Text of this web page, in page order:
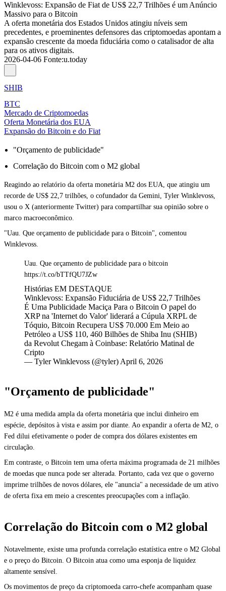
Winklevoss: Expansão de Fiat de US$ 22,7 Trilhões é um Anúncio
Massivo para o Bitcoin
A oferta monetária dos Estados Unidos atingiu níveis sem
precedentes, e proeminentes defensores das criptomoedas apontam a
expansão crescente da moeda fiduciária como o catalisador de alta
para os ativos digitais.
2026-04-06 Fonte:u.today
SHIB
BTC
Mercado de Criptomoedas
Oferta Monetária dos EUA
Expansão do Bitcoin e do Fiat
"Orçamento de publicidade"
Correlação do Bitcoin com o M2 global
Reagindo ao relatório da oferta monetária M2 dos EUA, que atingiu um
recorde de US$ 22,7 trilhões, o cofundador da Gemini, Tyler Winklevoss,
usou o X (anteriormente Twitter) para compartilhar sua opinião sobre o
marco macroeconômico.
"Uau. Que orçamento de publicidade para o Bitcoin", comentou
Winklevoss.
Uau. Que orçamento de publicidade para o bitcoin
https://t.co/bTTfQU7JZw
Histórias EM DESTAQUE
Winklevoss: Expansão Fiduciária de US$ 22,7 Trilhões
É Uma Publicidade Maciça Para o Bitcoin O papel do
XRP na 'Internet do Valor' liderará a Cúpula XRPL de
Tóquio, Bitcoin Recupera US$ 70.000 Em Meio ao
Petróleo a US$ 110, 460 Bilhões de Shiba Inu (SHIB)
da Revolut Chegam à Coinbase: Relatório Matinal de
Cripto
— Tyler Winklevoss (@tyler) April 6, 2026
"Orçamento de publicidade"
M2 é uma medida ampla da oferta monetária que inclui dinheiro em
espécie, depósitos à vista e assim por diante. Ao expandir a oferta de M2, o
Fed dilui efetivamente o poder de compra dos dólares existentes em
circulação.
Em contraste, o Bitcoin tem uma oferta máxima programada de 21 milhões
de moedas que nunca pode ser alterada. Portanto, cada vez que o governo
imprime trilhões de novos dólares, ele "anuncia" a necessidade de um ativo
de oferta fixa em meio a crescentes preocupações com a inflação.
Correlação do Bitcoin com o M2 global
Notavelmente, existe uma profunda correlação estatística entre o M2 Global
e o preço do Bitcoin. O Bitcoin atua como uma esponja de liquidez
altamente sensível.
Os movimentos de preço da criptomoeda carro-chefe acompanham quase